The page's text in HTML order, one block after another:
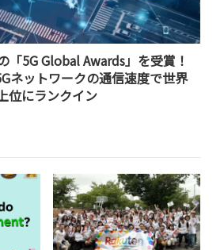
ィアクションは、「私たちのアクシ
をコンセプトに2020年6月に発足し
の中でも、特にリサイクルをはじ
活用を中心にサステナビリティの
として、国連や政府、企業や生活
るプラットフォームとして様々な取
「5G Global Awards」を受賞！
ネットワークの通信速度で世界
位にランクイン